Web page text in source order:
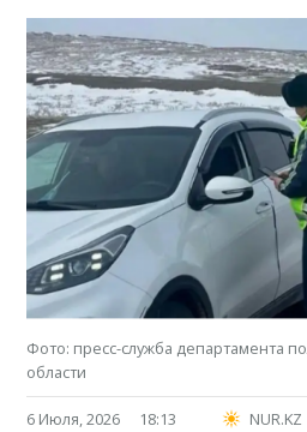
Фото: пресс-служба департамента
области
6 Июля, 2026 18:13 NUR.KZ